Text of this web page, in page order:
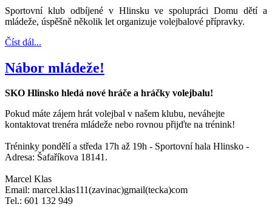
Sportovní klub odbíjené v Hlinsku ve spolupráci Domu dětí a
mládeže, úspěšně několik let organizuje volejbalové přípravky.
Číst dál...
Nábor mládeže!
SKO Hlinsko hledá nové hráče a hráčky volejbalu!
Pokud máte zájem hrát volejbal v našem klubu, neváhejte
kontaktovat trenéra mládeže nebo rovnou přijďte na trénink!
Tréninky pondělí a středa 17h až 19h - Sportovní hala Hlinsko -
Adresa: Šafaříkova 18141.
Marcel Klas
Email: marcel.klas111(zavinac)gmail(tecka)com
Tel.: 601 132 949